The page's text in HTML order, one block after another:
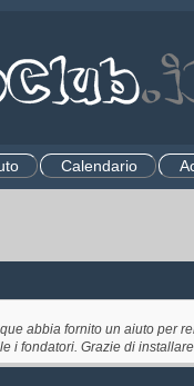
Calendario
abbia fornito un aiuto per
i fondatori. Grazie di